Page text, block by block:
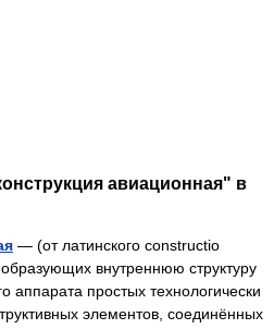
авиационная" в
— (от латинского constructio
внутреннюю структуру
аппарата простых технологически
элементов, соединённых